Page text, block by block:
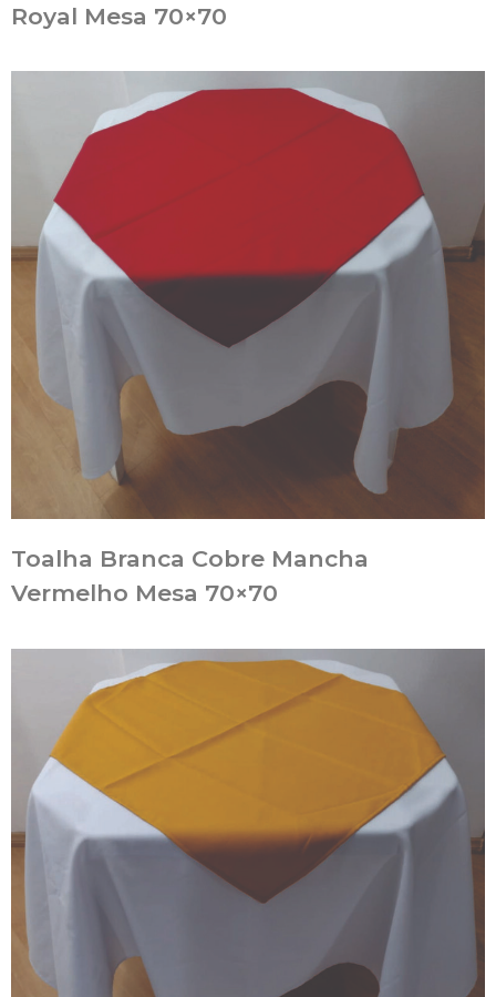
Royal Mesa 70×70
Toalha Branca Cobre Mancha
Vermelho Mesa 70×70